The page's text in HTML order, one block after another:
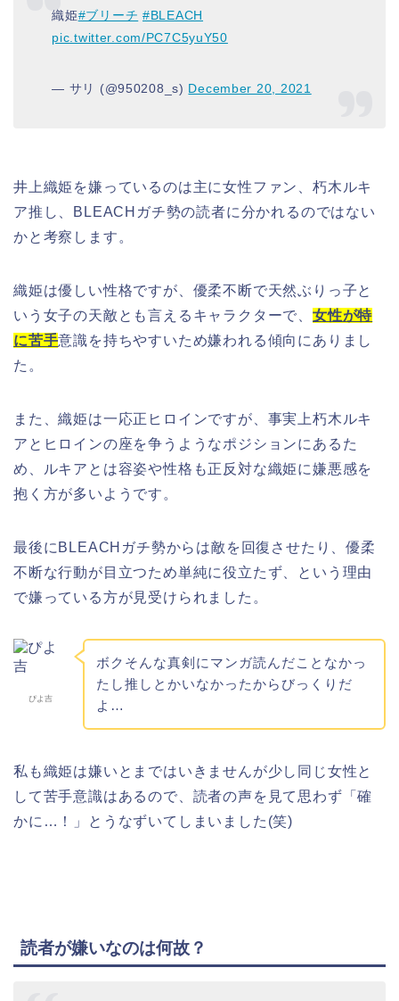
織姫#ブリーチ #BLEACH
pic.twitter.com/PC7C5yuY50
— サリ (@950208_s) December 20, 2021
井上織姫を嫌っているのは主に女性ファン、朽木ルキ
ア推し、BLEACHガチ勢の読者に分かれるのではない
かと考察します。
織姫は優しい性格ですが、優柔不断で天然ぶりっ子と
いう女子の天敵とも言えるキャラクターで、 女性が特
に苦手意識を持ちやすいため嫌われる傾向にありまし
た。
また、織姫は一応正ヒロインですが、事実上朽木ルキ
アとヒロインの座を争うようなポジションにあるた
め、ルキアとは容姿や性格も正反対な織姫に嫌悪感を
抱く方が多いようです。
最後にBLEACHガチ勢からは敵を回復させたり、優柔
不断な行動が目立つため単純に役立たず、という理由
で嫌っている方が見受けられました。
ぴよ吉
ボクそんな真剣にマンガ読んだことなかっ
たし推しとかいなかったからびっくりだ
よ…
私も織姫は嫌いとまではいきませんが少し同じ女性と
して苦手意識はあるので、読者の声を見て思わず「確
かに…！」とうなずいてしまいました(笑)
読者が嫌いなのは何故？